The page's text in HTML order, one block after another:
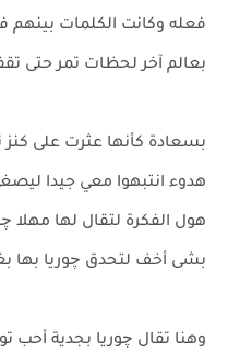
فعله وكانت الكلمات بينهم
بعالم آخر لحظات تمر حتى
بسعادة كأنها عثرت على كنز
هدوء انتبهوا معي جيدا
هول الفكرة لتقال لها مهلا
بشى أخف لتحدق چوريا بها
وهنا تقال چوريا بجدية